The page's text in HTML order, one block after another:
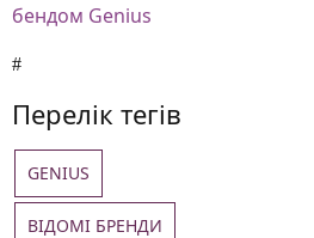
бендом Genius
Перелік тегів
GENIUS
ВІДОМІ БРЕНДИ